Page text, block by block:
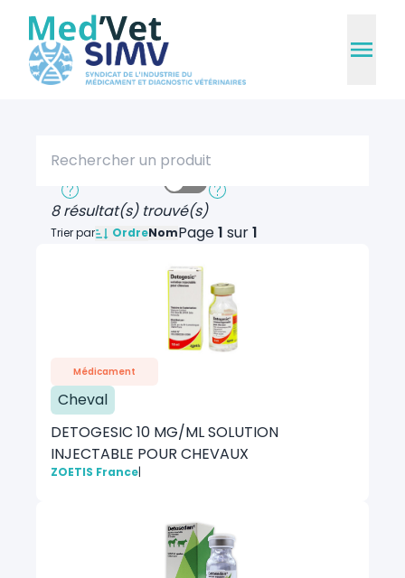
Recherche rapide
8 résultat(s) trouvé(s)
Trier par OrdreNomPage1 sur1
Médicament
Cheval
DETOGESIC 10 MG/ML SOLUTION
INJECTABLE POUR CHEVAUX
ZOETIS France|